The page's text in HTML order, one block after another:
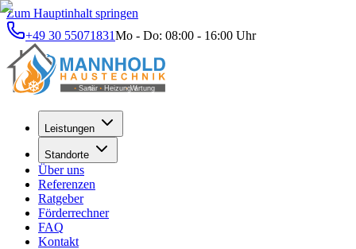
Zum Hauptinhalt springen
+49 30 55071831Mo - Do: 08:00 - 16:00 Uhr
Leistungen
Standorte
Über uns
Referenzen
Ratgeber
Förderrechner
FAQ
Kontakt